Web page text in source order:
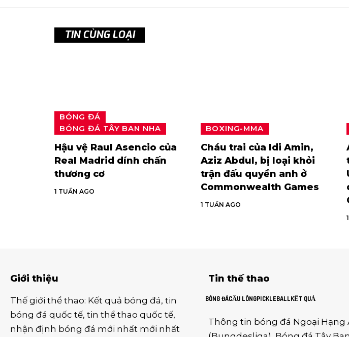
TIN CÙNG LOẠI
BÓNG ĐÁ
BÓNG ĐÁ TÂY BAN NHA
Hậu vệ Raul Asencio của
Real Madrid dính chấn
thương cơ
1 TUẦN AGO
BOXING-MMA
Cháu trai của Idi Amin,
Aziz Abdul, bị loại khỏi
trận đấu quyền anh ở
Commonwealth Games
1 TUẦN AGO
Giới thiệu
Thế giới thể thao: Kết quả bóng đá, tin
bóng đá quốc tế, tin thể thao quốc tế,
nhận định bóng đá mới nhất mới nhất
Tin thế thao
BÓNG ĐÁCẦU LÔNGPICKLEBALLKẾT QUẢ
Thông tin bóng đá Ngoại Hạng